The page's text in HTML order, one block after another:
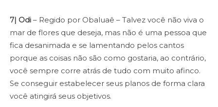
7| Odi – Regido por Obaluaê – Talvez você não viva o
mar de flores que deseja, mas não é uma pessoa que
fica desanimada e se lamentando pelos cantos
porque as coisas não são como gostaria, ao contrário,
você sempre corre atrás de tudo com muito afinco.
Se conseguir estabelecer seus planos de forma clara
você atingirá seus objetivos.